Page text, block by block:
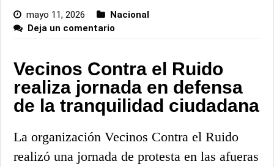
mayo 11, 2026
Nacional
Deja un comentario
Vecinos Contra el Ruido
realiza jornada en defensa
de la tranquilidad ciudadana
La organización Vecinos Contra el Ruido
realizó una jornada de protesta en las afueras